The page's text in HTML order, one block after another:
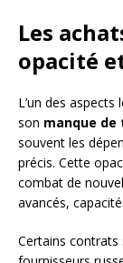
Les
opacité
L’un des
son manque de
souvent les
précis. Cette
combat de
avancés,
Certains